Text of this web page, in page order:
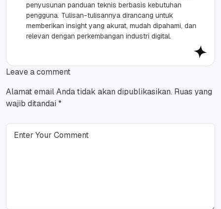
penyusunan panduan teknis berbasis kebutuhan
pengguna. Tulisan-tulisannya dirancang untuk
memberikan insight yang akurat, mudah dipahami, dan
relevan dengan perkembangan industri digital.
Leave a comment
Alamat email Anda tidak akan dipublikasikan. Ruas yang
wajib ditandai *